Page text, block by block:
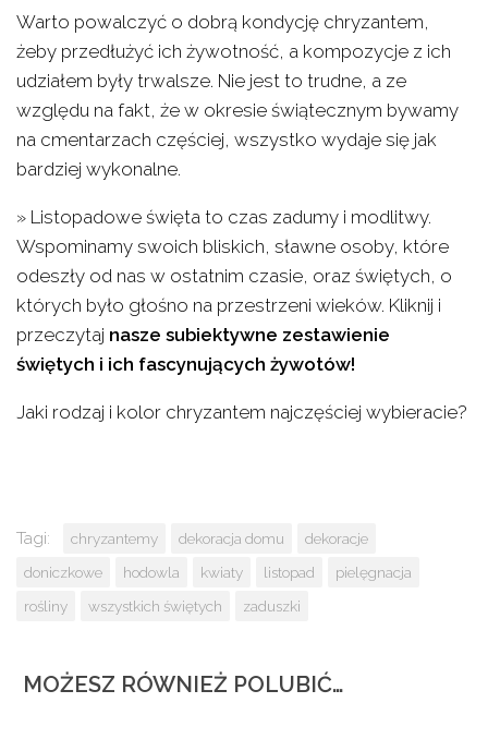
Warto powalczyć o dobrą kondycję chryzantem,
żeby przedłużyć ich żywotność, a kompozycje z ich
udziałem były trwalsze. Nie jest to trudne, a ze
względu na fakt, że w okresie świątecznym bywamy
na cmentarzach częściej, wszystko wydaje się jak
bardziej wykonalne.
» Listopadowe święta to czas zadumy i modlitwy.
Wspominamy swoich bliskich, sławne osoby, które
odeszły od nas w ostatnim czasie, oraz świętych, o
których było głośno na przestrzeni wieków. Kliknij i
przeczytaj nasze subiektywne zestawienie
świętych i ich fascynujących żywotów!
Jaki rodzaj i kolor chryzantem najczęściej wybieracie?
Tagi: chryzantemy dekoracja domu
dekoracje
doniczkowe
hodowla kwiaty listopad
pielęgnacja
rośliny
wszystkich świętych zaduszki
MOŻESZ RÓWNIEŻ POLUBIĆ…